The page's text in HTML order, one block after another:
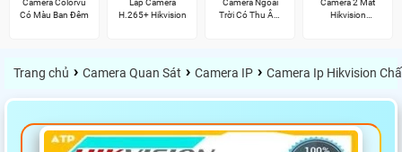
Camera Colorvu
Có Màu Ban Đêm
Lắp Camera
H.265+ Hikvision
Camera Ngoài
Trời Có Thu Âm
Camera 2 Mắt
Hikvision
Trang chủ › Camera Quan Sát › Camera IP › Camera Ip Hikvision